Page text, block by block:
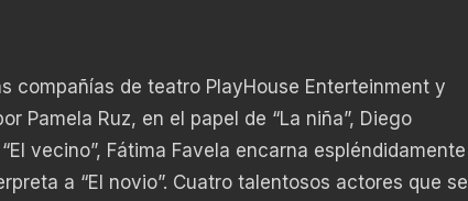
compañías de teatro PlayHouse Enterteinment y
Pamela Ruz, en el papel de “La niña”, Diego
vecino”, Fátima Favela encarna espléndidamente
a “El novio”. Cuatro talentosos actores que se